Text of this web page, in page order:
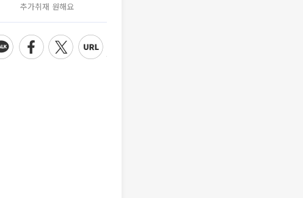
추가취재 원해요